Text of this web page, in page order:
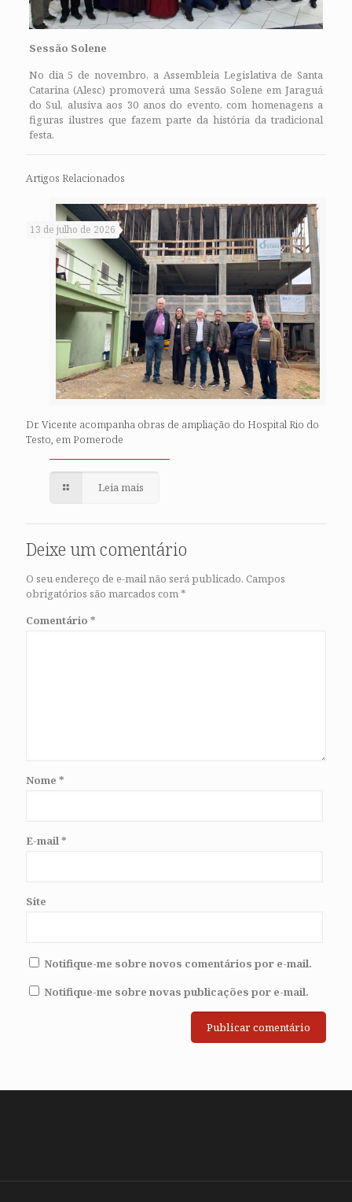
Sessão Solene
No dia 5 de novembro, a Assembleia Legislativa de Santa
Catarina (Alesc) promoverá uma Sessão Solene em Jaraguá
do Sul, alusiva aos 30 anos do evento, com homenagens a
figuras ilustres que fazem parte da história da tradicional
festa.
Artigos Relacionados
13 de julho de 2026
Dr. Vicente acompanha obras de ampliação do Hospital Rio do
Testo, em Pomerode
Leia mais
Deixe um comentário
O seu endereço de e-mail não será publicado. Campos
obrigatórios são marcados com*
Comentário *
Nome *
E-mail*
Site
Notifique-me sobre novos comentários por e-mail.
Notifique-me sobre novas publicações por e-mail.